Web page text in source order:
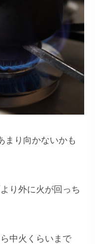
まり向かないかも
り外に火が回っち
中火くらいまで